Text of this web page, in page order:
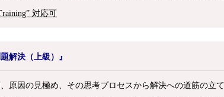
対応可
解決（上級）』
原因の見極め、その思考プロセスから解決への道筋の立